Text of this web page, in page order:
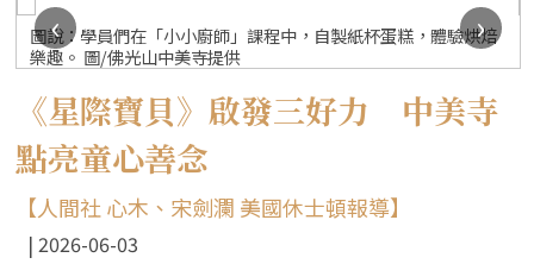
圖說：學員們在「小小廚師」課程中，自製紙杯蛋糕，體驗烘焙
樂趣。 圖/佛光山中美寺提供
‹
›
《星際寶貝》啟發三好力 中美寺
點亮童心善念
【人間社 心木、宋劍瀾 美國休士頓報導】
2026-06-03